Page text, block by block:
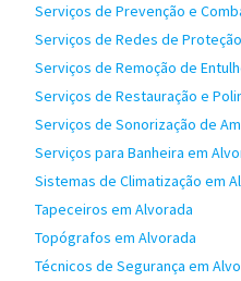
Serviços de Prevenção e
Serviços de Redes de
Serviços de Remoção de
Serviços de Restauração e
Serviços de Sonorização de
Serviços para Banheira em
Sistemas de Climatização em
Tapeceiros em Alvorada
Topógrafos em Alvorada
Técnicos de Segurança em